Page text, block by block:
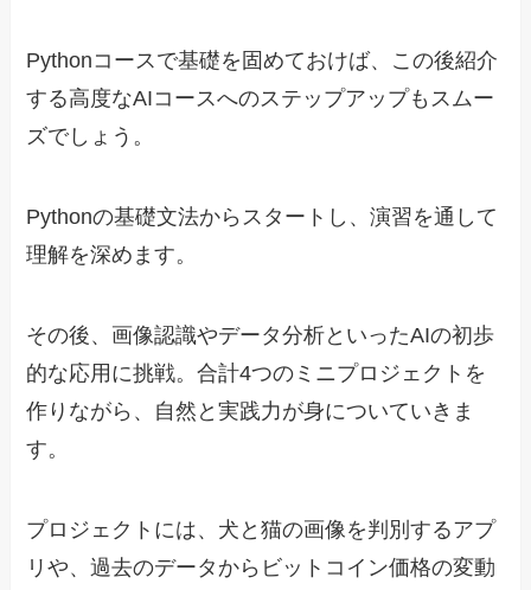
Pythonコースで基礎を固めておけば、この後紹介
する高度なAIコースへのステップアップもスムー
ズでしょう。
Pythonの基礎文法からスタートし、演習を通して
理解を深めます。
その後、画像認識やデータ分析といったAIの初歩
的な応用に挑戦。合計4つのミニプロジェクトを
作りながら、自然と実践力が身についていきま
す。
プロジェクトには、犬と猫の画像を判別するアプ
リや、過去のデータからビットコイン価格の変動